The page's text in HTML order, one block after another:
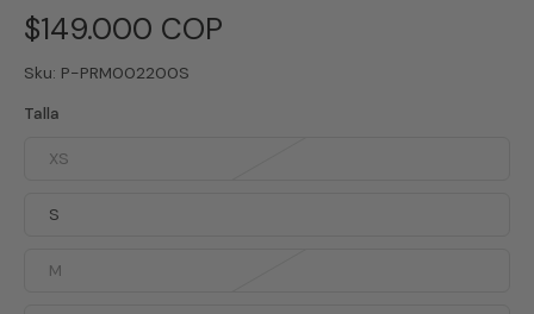
$149.000 COP
Sku: P-PRM002200S
Talla
XS
S
M